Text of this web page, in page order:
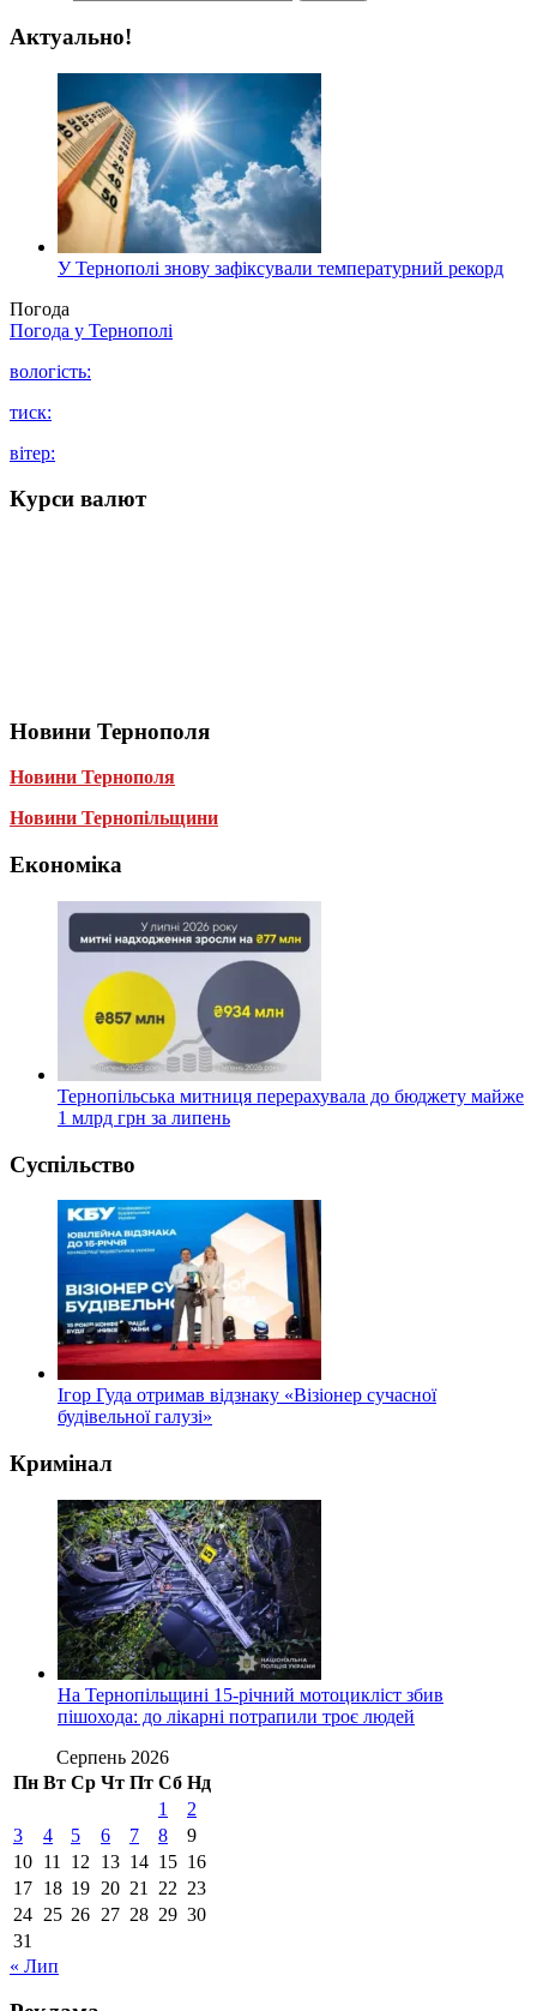
Актуально!
У Тернополі знову зафіксували температурний рекорд
Погода
Погода у Тернополі
вологість:
тиск:
вітер:
Курси валют
Новини Тернополя
Новини Тернополя
Новини Тернопільщини
Економіка
Тернопільська митниця перерахувала до бюджету майже
1 млрд грн за липень
Суспільство
Ігор Гуда отримав відзнаку «Візіонер сучасної
будівельної галузі»
Кримінал
На Тернопільщині 15-річний мотоцикліст збив
пішохода: до лікарні потрапили троє людей
Серпень 2026
Пн Вт Ср Чт Пт Сб Нд
1
2
3
4 5 6 7 8
9
10 11 12 13 14 15 16
17 18 19 20 21 22 23
24 25 26 27 28 29 30
31
« Лип